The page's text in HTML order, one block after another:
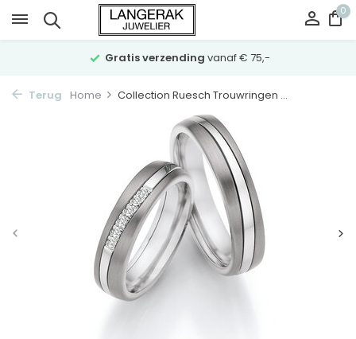
0
Gratis verzending vanaf € 75,-
Terug Home Collection Ruesch Trouwringen ...